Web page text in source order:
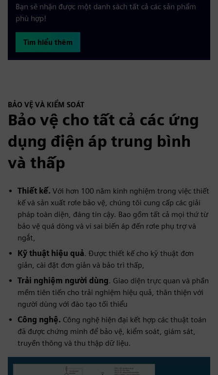
Bạn sẽ nhận được một danh sách tất cả các sản phẩm
phù hợp!
Tìm hiểu thêm
BẢO VỆ VÀ KIỂM SOÁT
Bảo vệ cho tất cả các ứng
dụng điện áp trung bình
và thấp
Thiết kế. Với hơn 100 năm kinh nghiệm trong việc thiết
kế và sản xuất rơle bảo vệ, chúng tôi cung cấp các giải
pháp toàn diện, đáng tin cậy. Bao gồm tất cả mọi thứ từ
bảo vệ quá dòng và vi sai biến áp đến rơle phụ trợ và
ngắt,
Kỹ thuật hiệu quả. Được thiết kế cho kỹ thuật đơn
giản, cài đặt đơn giản và bảo trì thấp,
Trải nghiệm người dùng. Giao diện trực quan và phần
mềm tiên tiến cho trải nghiệm hiệu quả, thân thiện với
người dùng với đào tạo tối thiểu
Công nghệ. Công nghệ hiện đại kết hợp các thuật toán
đã được chứng minh để bảo vệ, kiểm soát, giám sát,
truyền thông và thu thập dữ liệu.